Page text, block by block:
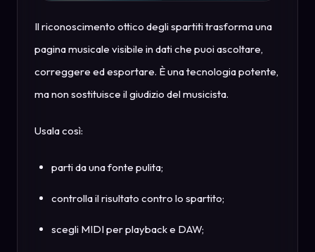
Il riconoscimento ottico degli spartiti trasforma una
pagina musicale visibile in dati che puoi ascoltare,
correggere ed esportare. È una tecnologia potente,
ma non sostituisce il giudizio del musicista.
Usala così:
parti da una fonte pulita;
controlla il risultato contro lo spartito;
scegli MIDI per playback e DAW;